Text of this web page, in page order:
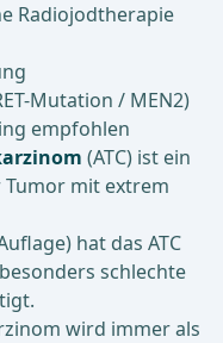
Radiojodtherapie
Mutation / MEN2)
empfohlen
(ATC) ist ein
mit extrem
hat das ATC
schlechte
wird immer als